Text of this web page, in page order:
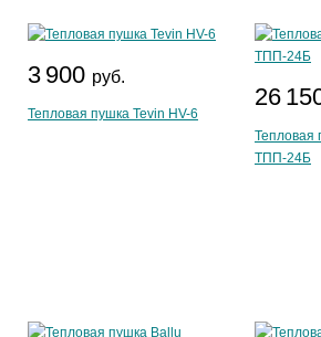
3 900 руб.
Тепловая пушка Tevin HV-6
26
Тепловая
ТПП-24Б